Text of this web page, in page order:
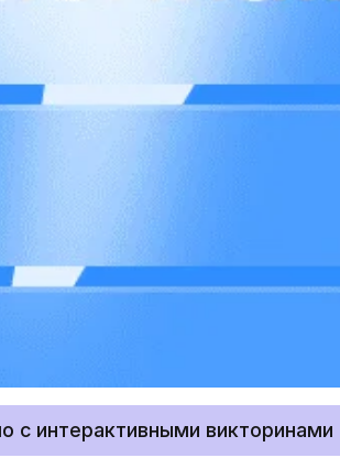
с интерактивными викторинами